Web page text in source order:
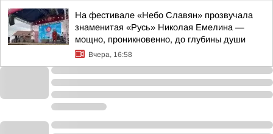
На фестивале «Небо Славян» прозвучала
знаменитая «Русь» Николая Емелина —
мощно, проникновенно, до глубины души
Вчера, 16:58